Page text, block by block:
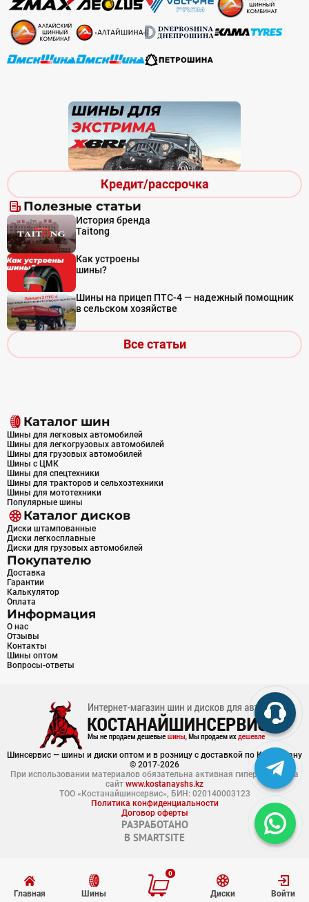
Главная Шины
0
Диски Войти
Кредит/рассрочка
Полезные статьи
История бренда
Taitong
Как устроены
шины?
Шины на прицеп ПТС-4 — надежный помощник
в сельском хозяйстве
Все статьи
Каталог шин
Шины для легковых автомобилей
Шины для легкогрузовых автомобилей
Шины для грузовых автомобилей
Шины с ЦМК
Шины для спецтехники
Шины для тракторов и сельхозтехники
Шины для мототехники
Популярные шины
Каталог дисков
Диски штампованные
Диски легкосплавные
Диски для грузовых автомобилей
Покупателю
Доставка
Гарантии
Калькулятор
Оплата
Информация
О нас
Отзывы
Контакты
Шины оптом
Вопросы-ответы
Шинсервис — шины и диски оптом и в розницу с доставкой по Казахстану
© 2017-2026
При использовании материалов обязательна активная гиперссылка на
сайт www.kostanayshs.kz
ТОО «Костанайшинсервис», БИН: 020140003123
Политика конфиденциальности
Договор оферты
РАЗРАБОТАНО
В SMARTSITE